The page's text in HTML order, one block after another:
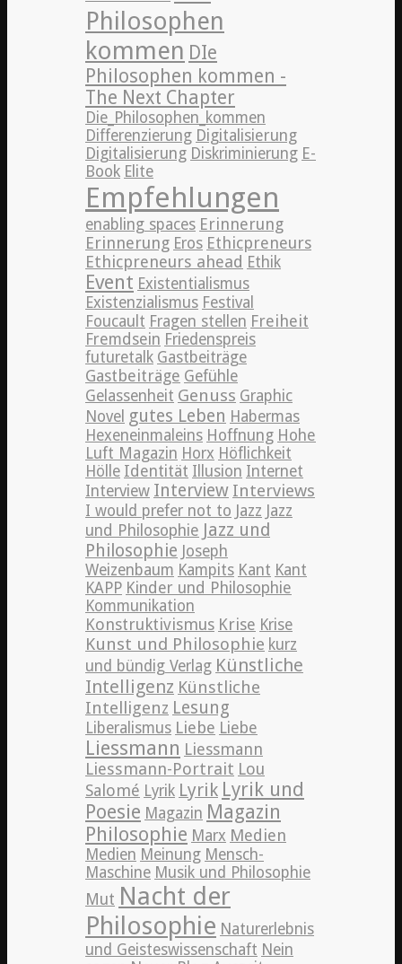
Philosophen
kommen DIe
Philosophen kommen -
The Next Chapter
Die_Philosophen_kommen
Differenzierung Digitalisierung
Digitalisierung Diskriminierung E-
Book Elite
Empfehlungen
enabling spaces Erinnerung
Erinnerung Eros Ethicpreneurs
Ethicpreneurs ahead Ethik
Event Existentialismus
Existenzialismus Festival
Foucault Fragen stellen Freiheit
Fremdsein Friedenspreis
futuretalk Gastbeiträge
Gastbeiträge Gefühle
Gelassenheit Genuss Graphic
Novel gutes Leben Habermas
Hexeneinmaleins Hoffnung Hohe
Luft Magazin Horx Höflichkeit
Hölle Identität Illusion Internet
Interview Interview Interviews
I would prefer not to Jazz Jazz
und Philosophie Jazz und
Philosophie Joseph
Weizenbaum Kampits Kant Kant
KAPP Kinder und Philosophie
Kommunikation
Konstruktivismus Krise Krise
Kunst und Philosophie kurz
und bündig Verlag Künstliche
Intelligenz Künstliche
Intelligenz Lesung
Liberalismus Liebe Liebe
Liessmann Liessmann
Liessmann-Portrait Lou
Salomé Lyrik Lyrik Lyrik und
Poesie Magazin Magazin
Philosophie Marx Medien
Medien Meinung Mensch-
Maschine Musik und Philosophie
Mut Nacht der
Philosophie Naturerlebnis
und Geisteswissenschaft Nein